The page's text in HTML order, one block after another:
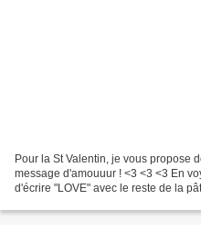
Pour la St Valentin, je vous propose
message d'amouuur ! <3 <3 <3 En
d'écrire "LOVE" avec le reste de la